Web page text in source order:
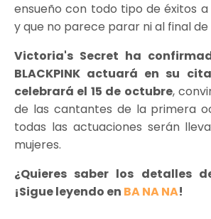
ensueño con todo tipo de éxitos
y que no parece parar ni al final de
Victoria's Secret ha
BLACKPINK actuará en su
celebrará el 15 de octubre,
de las cantantes de la primera
todas las actuaciones serán
mujeres.
¿Quieres saber los detalles
¡Sigue leyendo en BA NA NA!